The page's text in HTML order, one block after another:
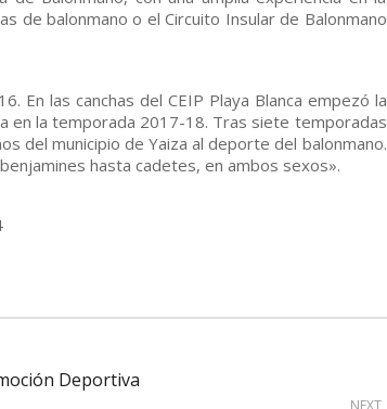
de balonmano o el Circuito Insular de Balonmano
En las canchas del CEIP Playa Blanca empezó la
en la temporada 2017-18. Tras siete temporadas
del municipio de Yaiza al deporte del balonmano.
hasta cadetes, en ambos sexos».
Deportiva